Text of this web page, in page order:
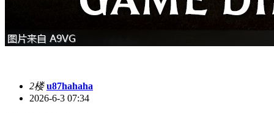
2楼 u87hahaha
2026-6-3 07:34